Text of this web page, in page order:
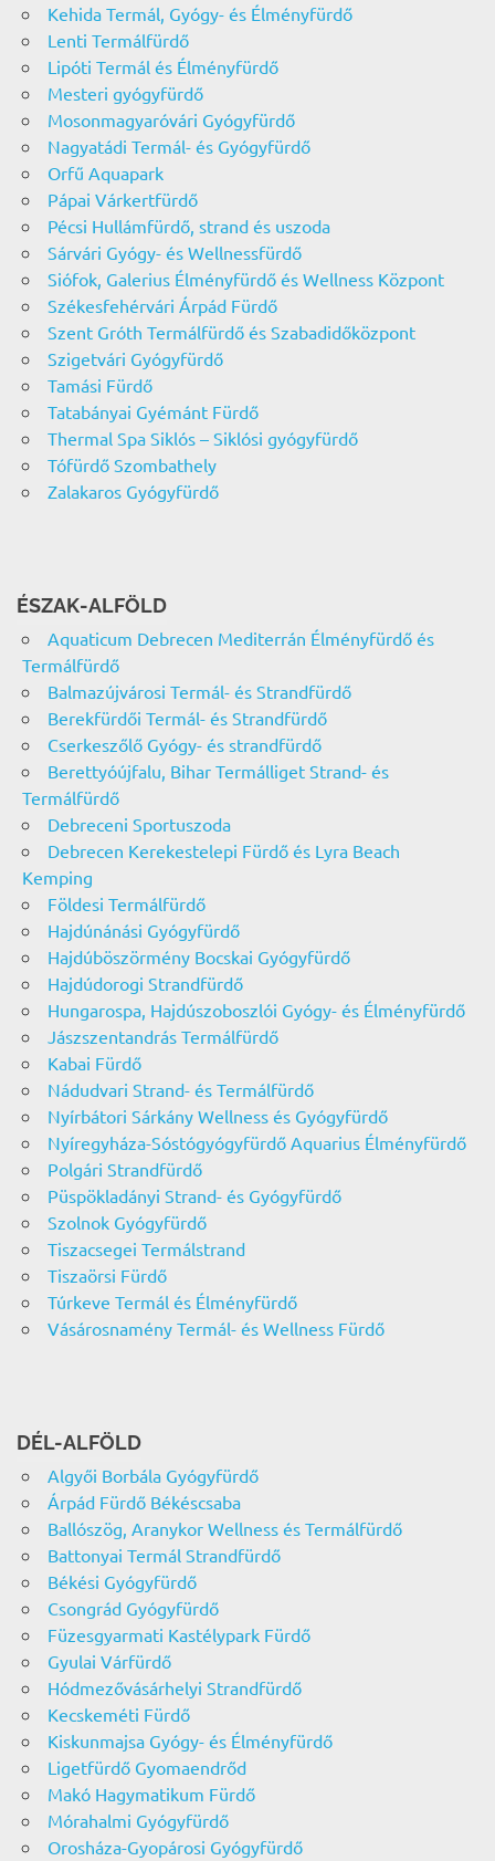
Kehida Termál, Gyógy- és Élményfürdő
Lenti Termálfürdő
Lipóti Termál és Élményfürdő
Mesteri gyógyfürdő
Mosonmagyaróvári Gyógyfürdő
Nagyatádi Termál- és Gyógyfürdő
Orfű Aquapark
Pápai Várkertfürdő
Pécsi Hullámfürdő, strand és uszoda
Sárvári Gyógy- és Wellnessfürdő
Siófok, Galerius Élményfürdő és Wellness Központ
Székesfehérvári Árpád Fürdő
Szent Gróth Termálfürdő és Szabadidőközpont
Szigetvári Gyógyfürdő
Tamási Fürdő
Tatabányai Gyémánt Fürdő
Thermal Spa Siklós – Siklósi gyógyfürdő
Tófürdő Szombathely
Zalakaros Gyógyfürdő
ÉSZAK-ALFÖLD
Aquaticum Debrecen Mediterrán Élményfürdő és
Termálfürdő
Balmazújvárosi Termál- és Strandfürdő
Berekfürdői Termál- és Strandfürdő
Cserkeszőlő Gyógy- és strandfürdő
Berettyóújfalu, Bihar Termálliget Strand- és
Termálfürdő
Debreceni Sportuszoda
Debrecen Kerekestelepi Fürdő és Lyra Beach
Kemping
Földesi Termálfürdő
Hajdúnánási Gyógyfürdő
Hajdúböszörmény Bocskai Gyógyfürdő
Hajdúdorogi Strandfürdő
Hungarospa, Hajdúszoboszlói Gyógy- és Élményfürdő
Jászszentandrás Termálfürdő
Kabai Fürdő
Nádudvari Strand- és Termálfürdő
Nyírbátori Sárkány Wellness és Gyógyfürdő
Nyíregyháza-Sóstógyógyfürdő Aquarius Élményfürdő
Polgári Strandfürdő
Püspökladányi Strand- és Gyógyfürdő
Szolnok Gyógyfürdő
Tiszacsegei Termálstrand
Tiszaörsi Fürdő
Túrkeve Termál és Élményfürdő
Vásárosnamény Termál- és Wellness Fürdő
DÉL-ALFÖLD
Algyői Borbála Gyógyfürdő
Árpád Fürdő Békéscsaba
Ballószög, Aranykor Wellness és Termálfürdő
Battonyai Termál Strandfürdő
Békési Gyógyfürdő
Csongrád Gyógyfürdő
Füzesgyarmati Kastélypark Fürdő
Gyulai Várfürdő
Hódmezővásárhelyi Strandfürdő
Kecskeméti Fürdő
Kiskunmajsa Gyógy- és Élményfürdő
Ligetfürdő Gyomaendrőd
Makó Hagymatikum Fürdő
Mórahalmi Gyógyfürdő
Orosháza-Gyopárosi Gyógyfürdő